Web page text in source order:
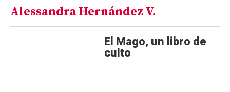
Alessandra Hernández V.
El Mago, un libro de
culto